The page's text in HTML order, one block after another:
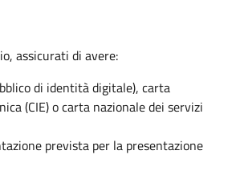
assicurati di avere:
di identità digitale), carta
(CIE) o carta nazionale dei servizi
prevista per la presentazione